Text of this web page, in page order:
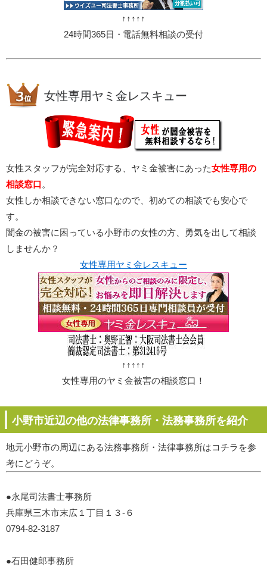
↑↑↑↑↑
24時間365日・電話無料相談の受付
女性専用ヤミ金レスキュー
女性スタッフが完全対応する、ヤミ金被害にあった女性専用の
相談窓口 。
女性しか相談できない窓口なので、初めての相談でも安心で
す。
闇金の被害に困っている小野市の女性の方、勇気を出して相談
しませんか？
女性専用ヤミ金レスキュー
↑↑↑↑↑
女性専用のヤミ金被害の相談窓口！
小野市近辺の他の法律事務所・法務事務所を紹介
地元小野市の周辺にある法務事務所・法律事務所はコチラを参
考にどうぞ。
●永尾司法書士事務所
兵庫県三木市末広１丁目１３-６
0794-82-3187
●石田健郎事務所